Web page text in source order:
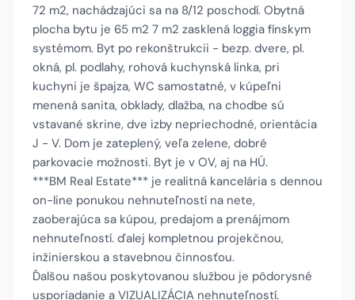
72 m2, nachádzajúci sa na 8/12 poschodí. Obytná
plocha bytu je 65 m2 7 m2 zasklená loggia fínskym
systémom. Byt po rekonštrukcii - bezp. dvere, pl.
okná, pl. podlahy, rohová kuchynská linka, pri
kuchyni je špajza, WC samostatné, v kúpeľni
menená sanita, obklady, dlažba, na chodbe sú
vstavané skrine, dve izby nepriechodné, orientácia
J - V. Dom je zateplený, veľa zelene, dobré
parkovacie možnosti. Byt je v OV, aj na HÚ.
***BM Real Estate*** je realitná kancelária s dennou
on-line ponukou nehnuteľností na nete,
zaoberajúca sa kúpou, predajom a prenájmom
nehnuteľností. ďalej kompletnou projekčnou,
inžinierskou a stavebnou činnosťou.
Ďalšou našou poskytovanou službou je pôdorysné
usporiadanie a VIZUALIZÁCIA nehnuteľností.